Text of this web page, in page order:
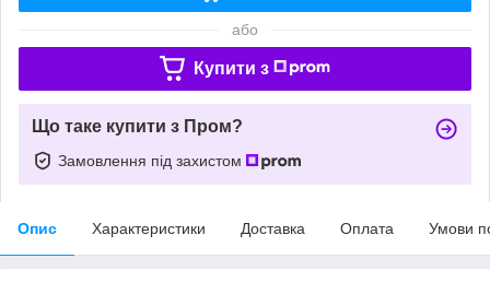
або
Купити з
Що таке купити з Пром?
Замовлення під захистом
Опис Характеристики Доставка Оплата Умови